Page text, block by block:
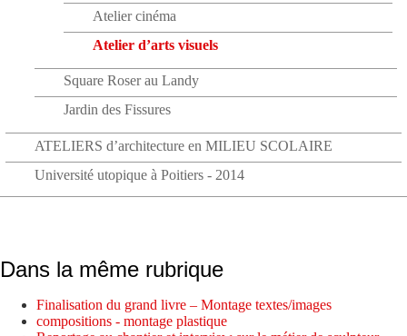
Atelier cinéma
Atelier d’arts visuels
Square Roser au Landy
Jardin des Fissures
ATELIERS d’architecture en MILIEU SCOLAIRE
Université utopique à Poitiers - 2014
Dans la même rubrique
Finalisation du grand livre – Montage textes/images
compositions - montage plastique